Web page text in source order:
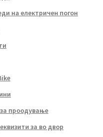
на електричен погон
проодување
за во двор